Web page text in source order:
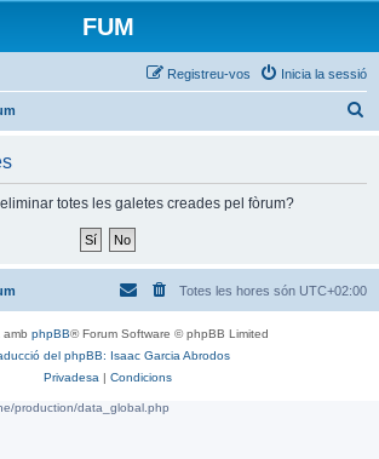
FUM
Inicia la sessió
Registreu-vos
totes les galetes creades pel fòrum?
Totes les hores són UTC+02:00
amb phpBB® Forum Software © phpBB Limited
del phpBB: Isaac Garcia Abrodos
Privadesa | Condicions
production/data_global.php